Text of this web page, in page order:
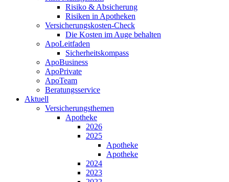
Risiko & Absicherung
Risiken in Apotheken
Versicherungskosten-Check
Die Kosten im Auge behalten
ApoLeitfaden
Sicherheitskompass
ApoBusiness
ApoPrivate
ApoTeam
Beratungsservice
Aktuell
Versicherungsthemen
Apotheke
2026
2025
Apotheke
Apotheke
2024
2023